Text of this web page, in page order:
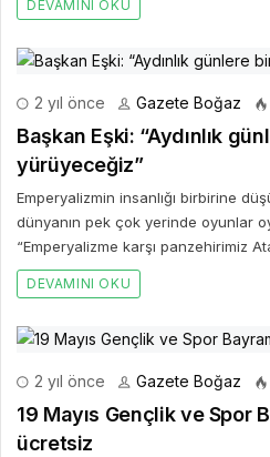
DEVAMINI OKU
2 yıl önce Gazete Boğaz
Başkan Eşki: “Aydınlık
yürüyeceğiz”
Emperyalizmin insanlığı birbirine
dünyanın pek çok yerinde oyunlar
“Emperyalizme karşı panzehirimiz
DEVAMINI OKU
2 yıl önce Gazete Boğaz
19 Mayıs Gençlik ve Spor
ücretsiz